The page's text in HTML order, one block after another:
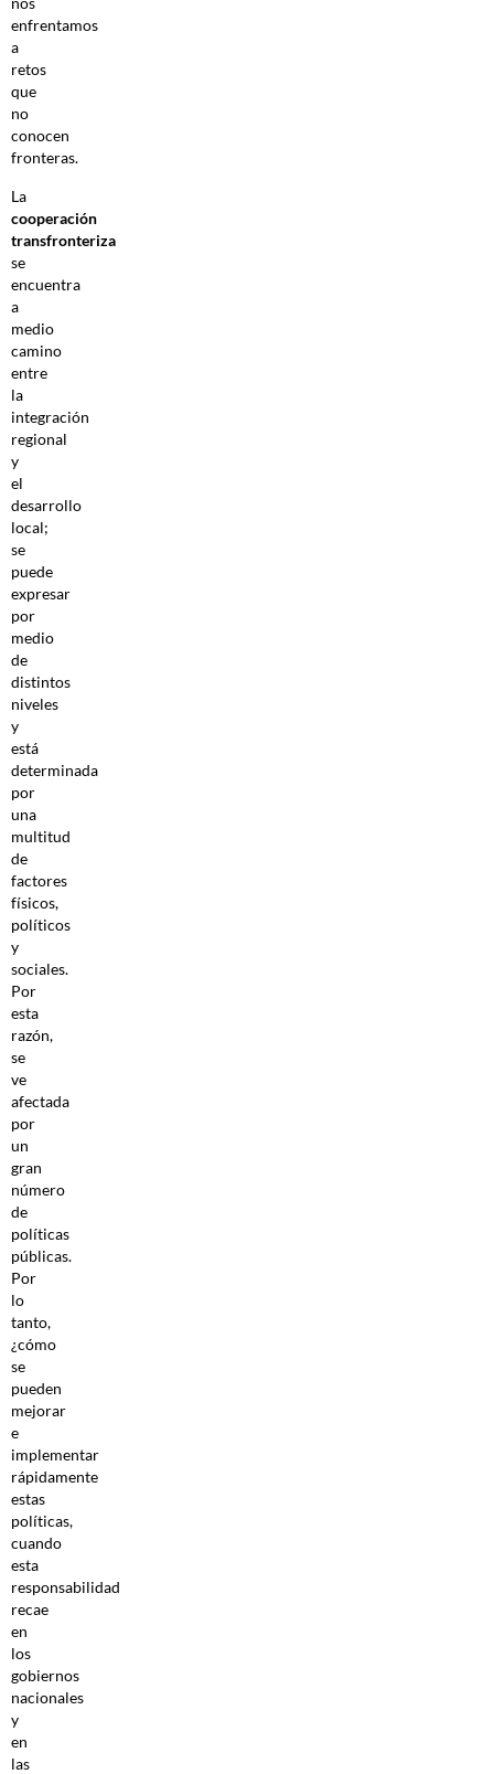
enfrentamos
a
retos
que
no
conocen
fronteras.
La
cooperación
transfronteriza
se
encuentra
a
medio
camino
entre
la
integración
regional
y
el
desarrollo
local;
se
puede
expresar
por
medio
de
distintos
niveles
y
está
determinada
por
una
multitud
de
factores
físicos,
políticos
y
sociales.
Por
esta
razón,
se
ve
afectada
por
un
gran
número
de
políticas
públicas.
Por
lo
tanto,
¿cómo
se
pueden
mejorar
e
implementar
rápidamente
estas
políticas,
cuando
esta
responsabilidad
recae
en
los
gobiernos
nacionales
y
en
las